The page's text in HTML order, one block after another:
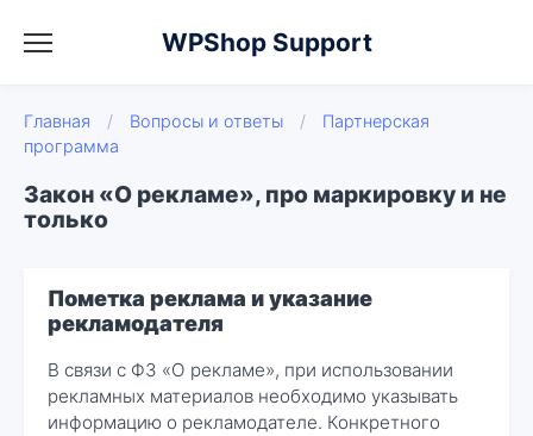
WPShop Support
Главная / Вопросы и ответы /
Партнерская
программа
Закон «О рекламе», про маркировку и не
только
Пометка реклама и указание
рекламодателя
В связи с ФЗ «О рекламе», при использовании
рекламных материалов необходимо указывать
информацию о рекламодателе. Конкретного